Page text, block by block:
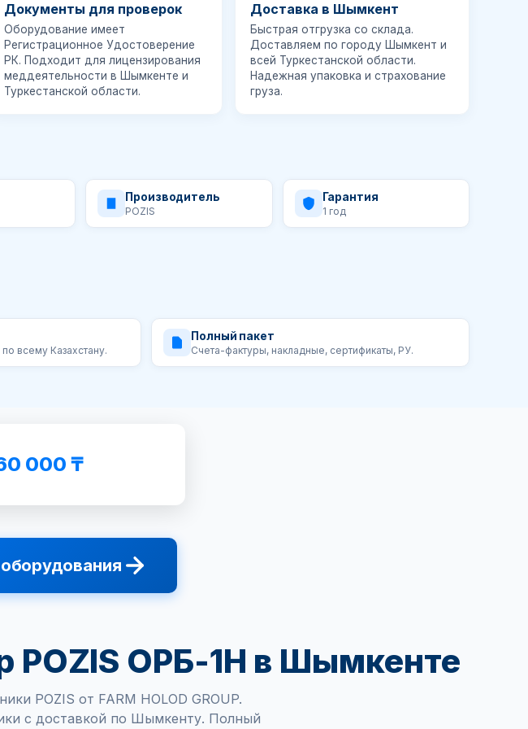
Документы для проверок
Оборудование имеет
Регистрационное Удостоверение
РК. Подходит для лицензирования
меддеятельности в Шымкенте и
Туркестанской области.
Доставка в Шымкент
Быстрая отгрузка со склада.
Доставляем по городу Шымкент и
всей Туркестанской области.
Надежная упаковка и страхование
груза.
Производитель
POZIS
Гарантия
1 год
всему Казахстану.
Полный пакет
Счета-фактуры, накладные, сертификаты, РУ.
000 ₸
POZIS ОРБ-1Н в Шымкенте
POZIS от FARM HOLOD GROUP.
с доставкой по Шымкенту. Полный